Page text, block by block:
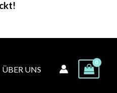
ÜBER UNS